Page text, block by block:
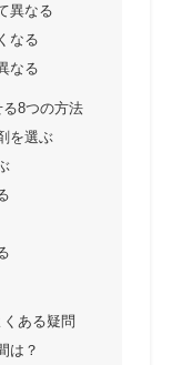
異なる
なる
なる
8つの方法
を選ぶ
ある疑問
は？